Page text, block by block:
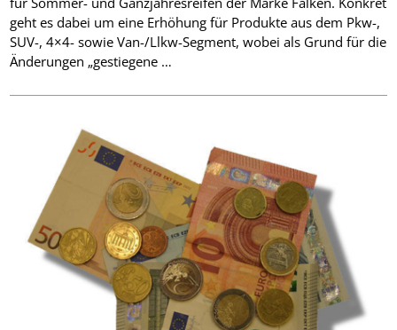
geht es dabei um eine Erhöhung für Produkte aus dem Pkw-,
SUV-, 4×4- sowie Van-/Llkw-Segment, wobei als Grund für die
Änderungen „gestiegene …